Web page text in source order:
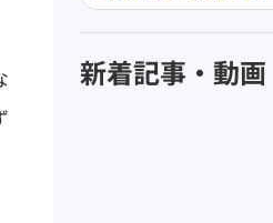
新着記事・動画